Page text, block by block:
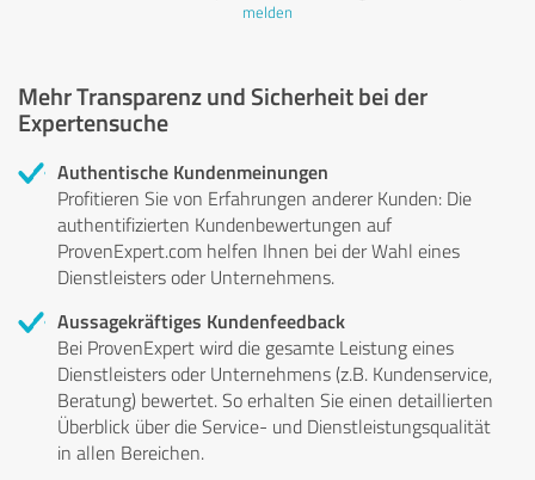
melden
Mehr Transparenz und Sicherheit bei der
Expertensuche
Authentische Kundenmeinungen
Profitieren Sie von Erfahrungen anderer Kunden: Die
authentifizierten Kundenbewertungen auf
ProvenExpert.com helfen Ihnen bei der Wahl eines
Dienstleisters oder Unternehmens.
Aussagekräftiges Kundenfeedback
Bei ProvenExpert wird die gesamte Leistung eines
Dienstleisters oder Unternehmens (z.B. Kundenservice,
Beratung) bewertet. So erhalten Sie einen detaillierten
Überblick über die Service- und Dienstleistungsqualität
in allen Bereichen.